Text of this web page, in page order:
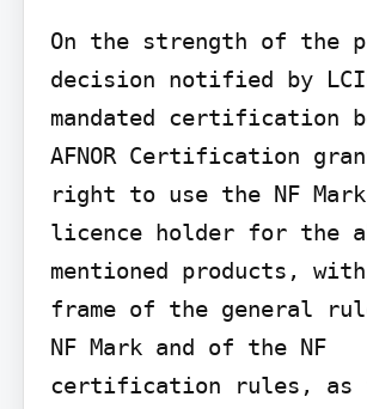
On the strength of the
decision notified by
mandated certification
AFNOR Certification
right to use the NF
licence holder for the
mentioned products,
frame of the general
NF Mark and of the NF
certification rules, as